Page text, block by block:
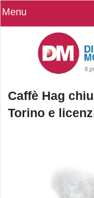
Menu
Caffè Hag
Torino e